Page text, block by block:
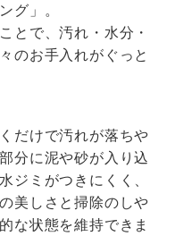
グ」。
とで、汚れ・水分・
のお手入れがぐっと
だけで汚れが落ちや
分に泥や砂が入り込
ジミがつきにくく、
美しさと掃除のしや
な状態を維持できま